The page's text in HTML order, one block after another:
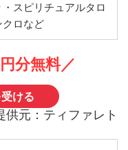
スピリチュアルタロ
クロなど
分無料／
ける
供元：ティファレト